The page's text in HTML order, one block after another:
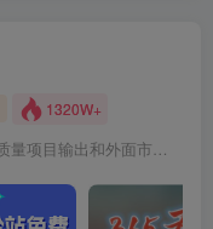
1320W+